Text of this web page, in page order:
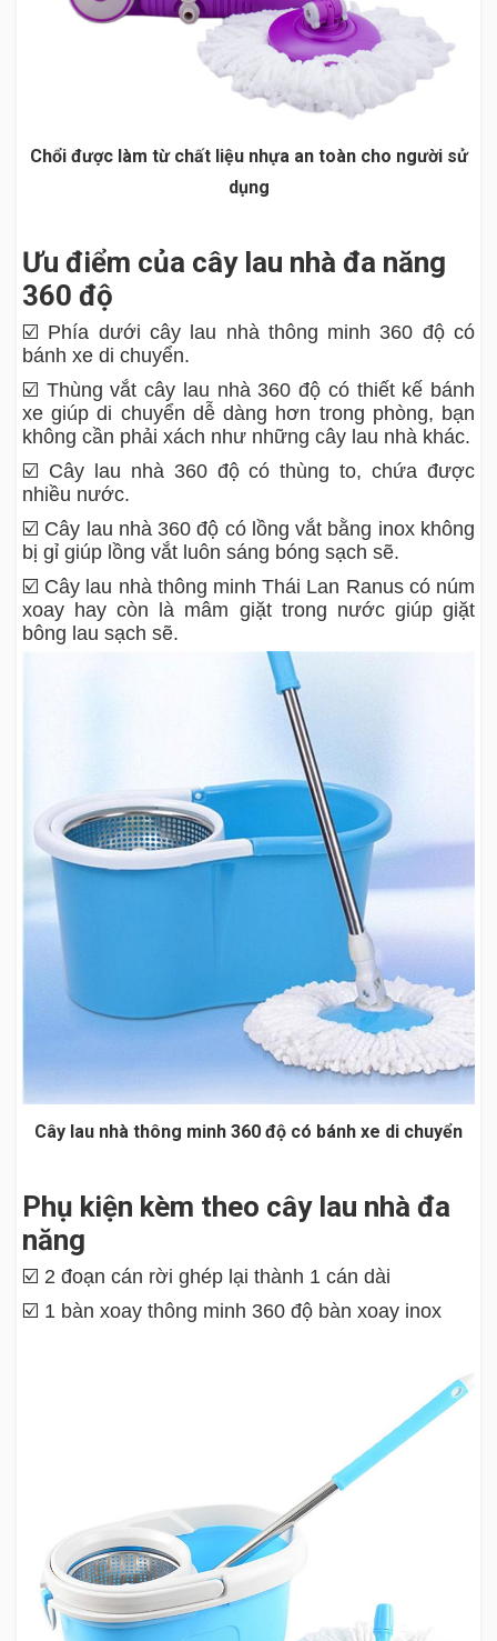
Chổi được làm từ chất liệu nhựa an toàn cho người sử
dụng
Ưu điểm của cây lau nhà đa năng
360 độ
☑️ Phía dưới cây lau nhà thông minh 360 độ có
bánh xe di chuyển.
☑️ Thùng vắt cây lau nhà 360 độ có thiết kế bánh
xe giúp di chuyển dễ dàng hơn trong phòng, bạn
không cần phải xách như những cây lau nhà khác.
☑️ Cây lau nhà 360 độ có thùng to, chứa được
nhiều nước.
☑️ Cây lau nhà 360 độ có lồng vắt bằng inox không
bị gỉ giúp lồng vắt luôn sáng bóng sạch sẽ.
☑️ Cây lau nhà thông minh Thái Lan Ranus có núm
xoay hay còn là mâm giặt trong nước giúp giặt
bông lau sạch sẽ.
Cây lau nhà thông minh 360 độ có bánh xe di chuyển
Phụ kiện kèm theo cây lau nhà đa
năng
☑️ 2 đoạn cán rời ghép lại thành 1 cán dài
☑️ 1 bàn xoay thông minh 360 độ bàn xoay inox